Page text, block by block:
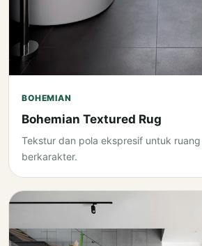
BOHEMIAN
Bohemian Textured Rug
Tekstur dan pola ekspresif untuk
berkarakter.